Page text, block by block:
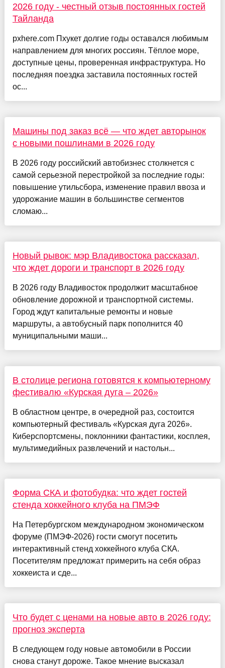
2026 году - честный отзыв постоянных гостей
Тайланда
pxhere.com Пхукет долгие годы оставался любимым
направлением для многих россиян. Тёплое море,
доступные цены, проверенная инфраструктура. Но
последняя поездка заставила постоянных гостей
ос...
Машины под заказ всё — что ждет авторынок
с новыми пошлинами в 2026 году
В 2026 году российский автобизнес столкнется с
самой серьезной перестройкой за последние годы:
повышение утильсбора, изменение правил ввоза и
удорожание машин в большинстве сегментов
сломаю...
Новый рывок: мэр Владивостока рассказал,
что ждет дороги и транспорт в 2026 году
В 2026 году Владивосток продолжит масштабное
обновление дорожной и транспортной системы.
Город ждут капитальные ремонты и новые
маршруты, а автобусный парк пополнится 40
муниципальными маши...
В столице региона готовятся к компьютерному
фестивалю «Курская дуга – 2026»
В областном центре, в очередной раз, состоится
компьютерный фестиваль «Курская дуга 2026».
Киберспортсмены, поклонники фантастики, косплея,
мультимедийных развлечений и настольн...
Форма СКА и фотобудка: что ждет гостей
стенда хоккейного клуба на ПМЭФ
На Петербургском международном экономическом
форуме (ПМЭФ-2026) гости смогут посетить
интерактивный стенд хоккейного клуба СКА.
Посетителям предложат примерить на себя образ
хоккеиста и сде...
Что будет с ценами на новые авто в 2026 году:
прогноз эксперта
В следующем году новые автомобили в России
снова станут дороже. Такое мнение высказал